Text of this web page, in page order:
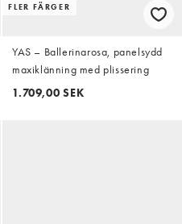
FLER FÄRGER
YAS – Ballerinarosa, panelsydd
maxiklänning med plissering
1.709,00 SEK